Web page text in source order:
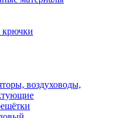
крючки
воздуховоды,